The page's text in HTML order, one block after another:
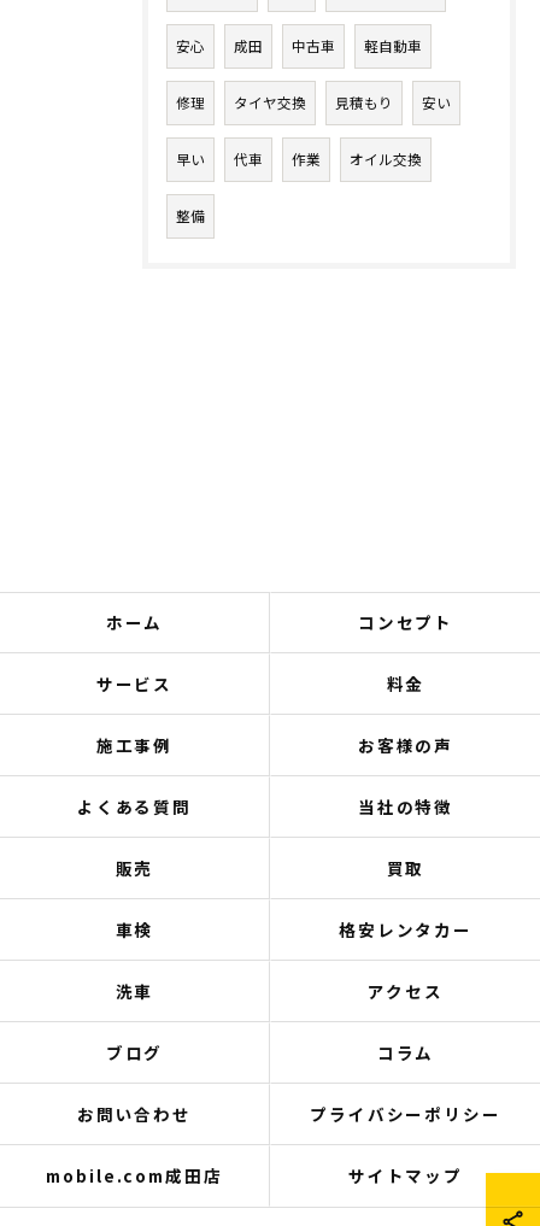
安心 成田 中古車 軽自動車
修理 タイヤ交換 見積もり 安い
早い 代車 作業 オイル交換
整備
ホーム コンセプト
サービス 料金
施工事例 お客様の声
よくある質問 当社の特徴
販売 買取
車検 格安レンタカー
洗車 アクセス
ブログ コラム
お問い合わせ プライバシーポリシー
mobile.com成田店 サイトマップ